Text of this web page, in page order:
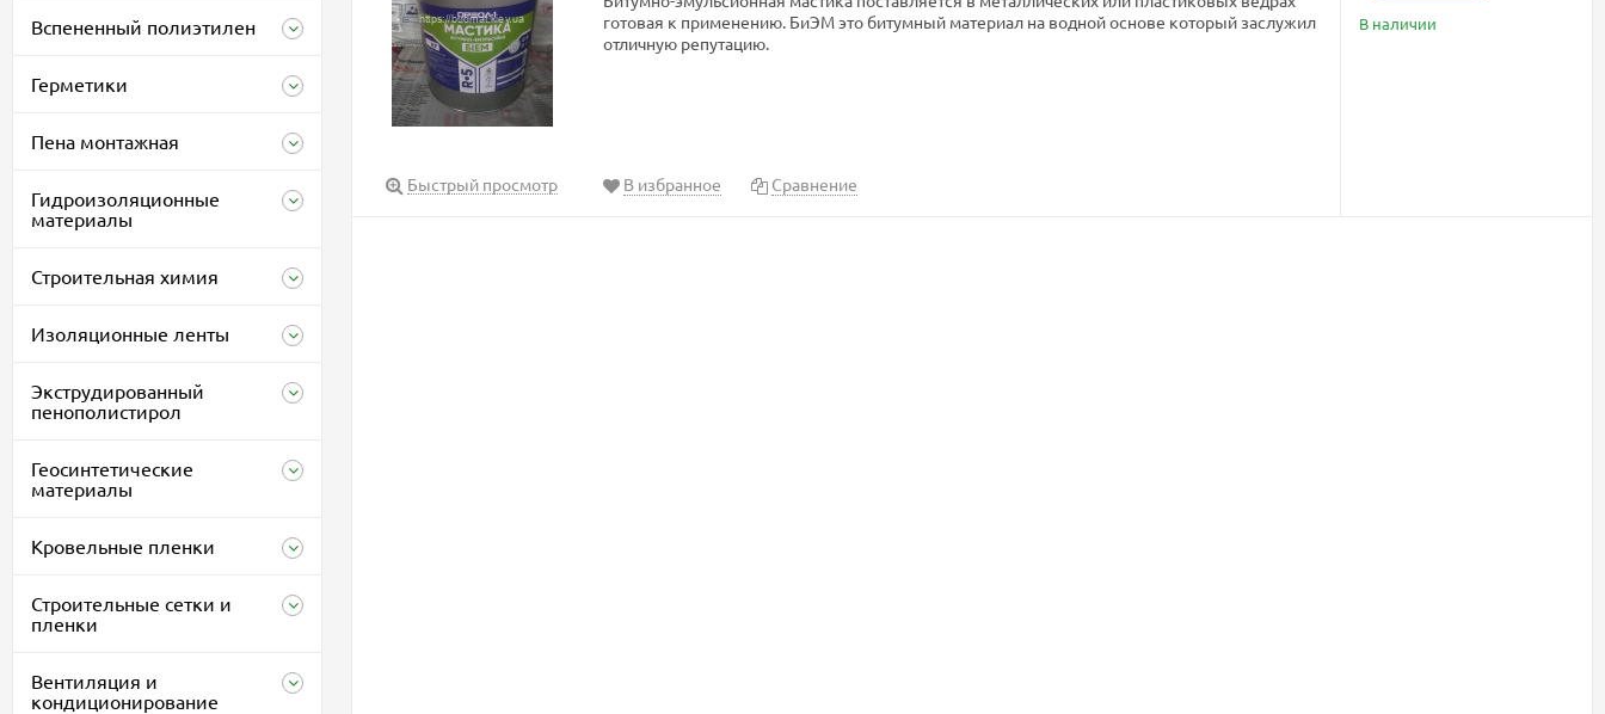
Вспененный полиэтилен
Герметики
Пена монтажная
Гидроизоляционные
материалы
Строительная химия
Изоляционные ленты
Экструдированный
пенополистирол
Геосинтетические
материалы
Кровельные пленки
Строительные сетки и
пленки
Вентиляция и
кондиционирование
готовая к применению. БиЭМ это битумный материал на водной основе который заслужил
отличную репутацию.
В наличии
Быстрый просмотр В избранное Сравнение